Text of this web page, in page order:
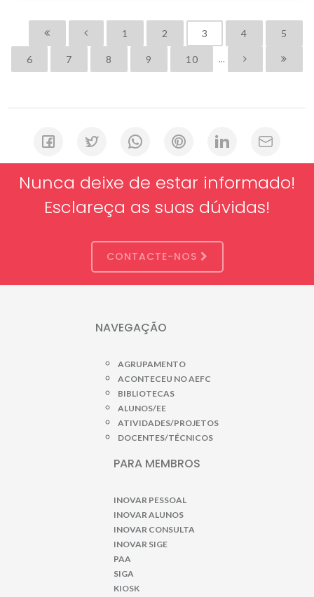
1 2 3 4 5
6 7 8 9 10 ...
Nunca deixe de estar informado!
Esclareça as suas dúvidas!
CONTACTE-NOS
NAVEGAÇÃO
AGRUPAMENTO
ACONTECEU NO AEFC
BIBLIOTECAS
ALUNOS/EE
ATIVIDADES/PROJETOS
DOCENTES/TÉCNICOS
PARA MEMBROS
INOVAR PESSOAL
INOVAR ALUNOS
INOVAR CONSULTA
INOVAR SIGE
PAA
SIGA
KIOSK